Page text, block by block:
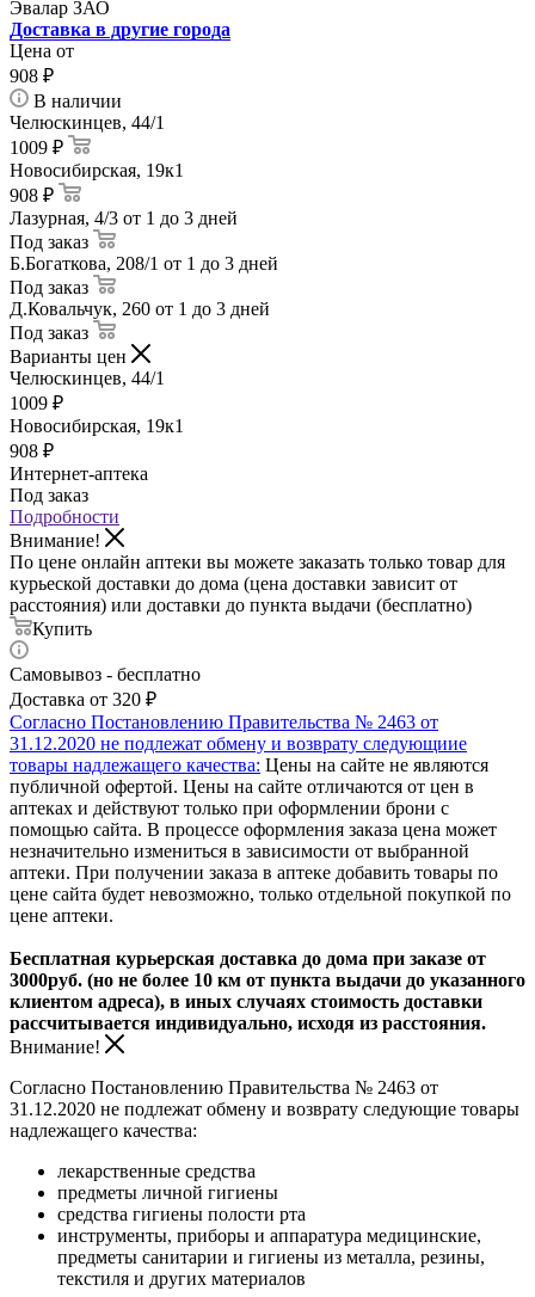
Эвалар ЗАО
Доставка в другие города
Цена от
908 ₽
В наличии
Челюскинцев, 44/1
1009 ₽
Новосибирская, 19к1
908 ₽
Лазурная, 4/3 от 1 до 3 дней
Под заказ
Б.Богаткова, 208/1 от 1 до 3 дней
Под заказ
Д.Ковальчук, 260 от 1 до 3 дней
Под заказ
Варианты цен
Челюскинцев, 44/1
1009 ₽
Новосибирская, 19к1
908 ₽
Интернет-аптека
Под заказ
Подробности
Внимание!
По цене онлайн аптеки вы можете заказать только товар для
курьеской доставки до дома (цена доставки зависит от
расстояния) или доставки до пункта выдачи (бесплатно)
Купить
Самовывоз - бесплатно
Доставка от 320 ₽
Согласно Постановлению Правительства № 2463 от
31.12.2020 не подлежат обмену и возврату следующиие
товары надлежащего качества: Цены на сайте не являются
публичной офертой. Цены на сайте отличаются от цен в
аптеках и действуют только при оформлении брони с
помощью сайта. В процессе оформления заказа цена может
незначительно измениться в зависимости от выбранной
аптеки. При получении заказа в аптеке добавить товары по
цене сайта будет невозможно, только отдельной покупкой по
цене аптеки.
Бесплатная курьерская доставка до дома при заказе от
3000руб. (но не более 10 км от пункта выдачи до указанного
клиентом адреса), в иных случаях стоимость доставки
рассчитывается индивидуально, исходя из расстояния.
Внимание!
Согласно Постановлению Правительства № 2463 от
31.12.2020 не подлежат обмену и возврату следующие товары
надлежащего качества:
лекарственные средства
предметы личной гигиены
средства гигиены полости рта
инструменты, приборы и аппаратура медицинские,
предметы санитарии и гигиены из металла, резины,
текстиля и других материалов